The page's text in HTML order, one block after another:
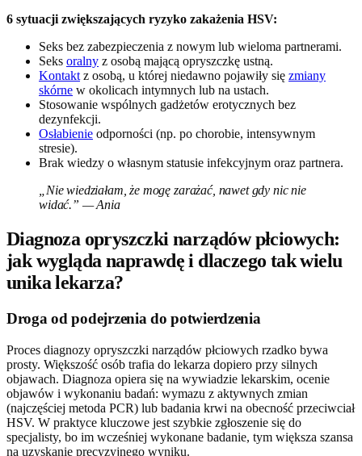
6 sytuacji zwiększających ryzyko zakażenia HSV:
Seks bez zabezpieczenia z nowym lub wieloma partnerami.
Seks oralny z osobą mającą opryszczkę ustną.
Kontakt z osobą, u której niedawno pojawiły się zmiany
skórne w okolicach intymnych lub na ustach.
Stosowanie wspólnych gadżetów erotycznych bez
dezynfekcji.
Osłabienie odporności (np. po chorobie, intensywnym
stresie).
Brak wiedzy o własnym statusie infekcyjnym oraz partnera.
„Nie wiedziałam, że mogę zarażać, nawet gdy nic nie
widać.” — Ania
Diagnoza opryszczki narządów płciowych:
jak wygląda naprawdę i dlaczego tak wielu
unika lekarza?
Droga od podejrzenia do potwierdzenia
Proces diagnozy opryszczki narządów płciowych rzadko bywa
prosty. Większość osób trafia do lekarza dopiero przy silnych
objawach. Diagnoza opiera się na wywiadzie lekarskim, ocenie
objawów i wykonaniu badań: wymazu z aktywnych zmian
(najczęściej metoda PCR) lub badania krwi na obecność przeciwciał
HSV. W praktyce kluczowe jest szybkie zgłoszenie się do
specjalisty, bo im wcześniej wykonane badanie, tym większa szansa
na uzyskanie precyzyjnego wyniku.